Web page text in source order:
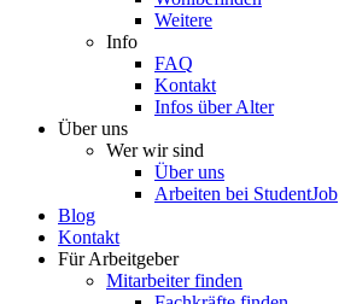
Weitere
Info
FAQ
Kontakt
Infos über Alter
Über uns
Wer wir sind
Über uns
Arbeiten bei StudentJob
Blog
Kontakt
Für Arbeitgeber
Mitarbeiter finden